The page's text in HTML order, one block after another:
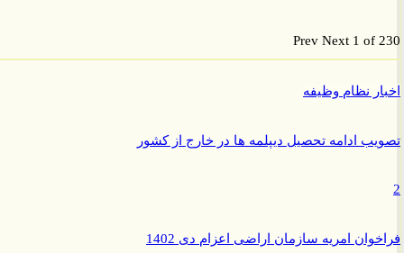
PrevNext 1 of
نظام وظیفه
ادامه تحصیل دیپلمه ها در خارج از کشور
امریه سازمان اراضی اعزام دی 1402